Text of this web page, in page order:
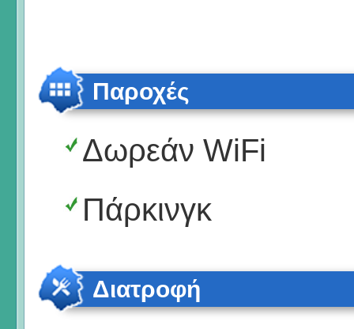
Παροχές
Δωρεάν WiFi
Πάρκινγκ
Διατροφή